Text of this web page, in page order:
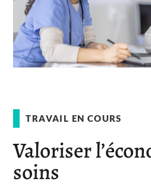
TRAVAIL EN COURS
Valoriser
soins